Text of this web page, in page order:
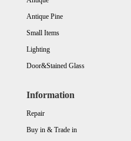
Antique Pine
Small Items
Lighting
Door&Stained Glass
Information
Repair
Buy in & Trade in